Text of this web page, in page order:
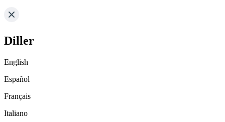
Diller
English
Español
Français
Italiano